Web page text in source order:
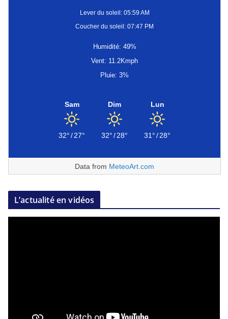
Lever du soleil: 05:59 AM
Coucher du soleil: 07:47 PM
Humidité: 49%
Vent: 11.2Kmph
Pluie: 3%
Sam
32°/27°
Dim
32°/28°
Lun
31°/28°
Data from MeteoArt.com
L’actualité en vidéos